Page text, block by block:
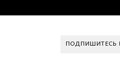
ПОДПИШИТЕСЬ